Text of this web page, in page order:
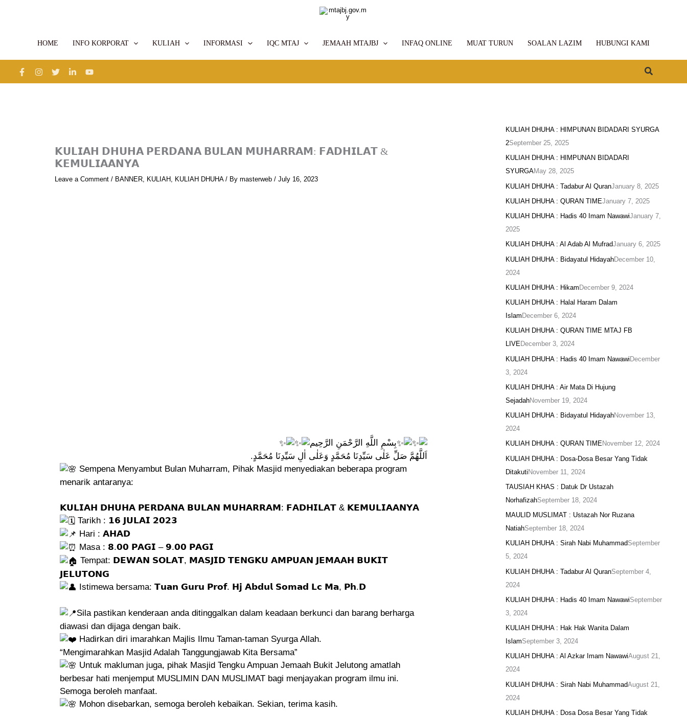
HOME INFO KORPORAT KULIAH INFORMASI IQC MTAJ JEMAAH MTAJBJ INFAQ ONLINE MUAT TURUN SOALAN LAZIM HUBUNGI KAMI
Search
𝗞𝗨𝗟𝗜𝗔𝗛 𝗗𝗛𝗨𝗛𝗔 𝗣𝗘𝗥𝗗𝗔𝗡𝗔 𝗕𝗨𝗟𝗔𝗡 𝗠𝗨𝗛𝗔𝗥𝗥𝗔𝗠: 𝗙𝗔𝗗𝗛𝗜𝗟𝗔𝗧 &
𝗞𝗘𝗠𝗨𝗟𝗜𝗔𝗔𝗡𝗬𝗔
Leave a Comment / BANNER, KULIAH, KULIAH DHUHA/ By masterweb / July 16, 2023
بِسْمِ اللَّهِ الرَّحْمَنِ الرَّحِيم
اَللَّهُمَّ صَلِّ عَلٰى سَيِّدِنَا مُحَمَّدٍ وَعَلٰى اٰلِ سَيِّدِنَا مُحَمَّدٍ.
Sempena Menyambut Bulan Muharram, Pihak Masjid menyediakan beberapa program
menarik antaranya:
𝗞𝗨𝗟𝗜𝗔𝗛 𝗗𝗛𝗨𝗛𝗔 𝗣𝗘𝗥𝗗𝗔𝗡𝗔 𝗕𝗨𝗟𝗔𝗡 𝗠𝗨𝗛𝗔𝗥𝗥𝗔𝗠: 𝗙𝗔𝗗𝗛𝗜𝗟𝗔𝗧 & 𝗞𝗘𝗠𝗨𝗟𝗜𝗔𝗔𝗡𝗬𝗔
Tarikh : 𝟭𝟲 𝗝𝗨𝗟𝗔𝗜 𝟮𝟬𝟮𝟯
Hari : 𝗔𝗛𝗔𝗗
Masa : 𝟴.𝟬𝟬 𝗣𝗔𝗚𝗜 – 𝟵.𝟬𝟬 𝗣𝗔𝗚𝗜
Tempat: 𝗗𝗘𝗪𝗔𝗡 𝗦𝗢𝗟𝗔𝗧, 𝗠𝗔𝗦𝗝𝗜𝗗 𝗧𝗘𝗡𝗚𝗞𝗨 𝗔𝗠𝗣𝗨𝗔𝗡 𝗝𝗘𝗠𝗔𝗔𝗛 𝗕𝗨𝗞𝗜𝗧
𝗝𝗘𝗟𝗨𝗧𝗢𝗡𝗚
Istimewa bersama: 𝗧𝘂𝗮𝗻 𝗚𝘂𝗿𝘂 𝗣𝗿𝗼𝗳. 𝗛𝗷 𝗔𝗯𝗱𝘂𝗹 𝗦𝗼𝗺𝗮𝗱 𝗟𝗰 𝗠𝗮, 𝗣𝗵.𝗗
Sila pastikan kenderaan anda ditinggalkan dalam keadaan berkunci dan barang berharga
diawasi dan dijaga dengan baik.
Hadirkan diri imarahkan Majlis Ilmu Taman-taman Syurga Allah.
“Mengimarahkan Masjid Adalah Tanggungjawab Kita Bersama”
Untuk makluman juga, pihak Masjid Tengku Ampuan Jemaah Bukit Jelutong amatlah
berbesar hati menjemput MUSLIMIN DAN MUSLIMAT bagi menjayakan program ilmu ini.
Semoga beroleh manfaat.
Mohon disebarkan, semoga beroleh kebaikan. Sekian, terima kasih.
KULIAH DHUHA : HIMPUNAN BIDADARI SYURGA
2September 25, 2025
KULIAH DHUHA : HIMPUNAN BIDADARI
SYURGAMay 28, 2025
KULIAH DHUHA : Tadabur Al QuranJanuary 8, 2025
KULIAH DHUHA : QURAN TIMEJanuary 7, 2025
KULIAH DHUHA : Hadis 40 Imam NawawiJanuary 7,
2025
KULIAH DHUHA : Al Adab Al MufradJanuary 6, 2025
KULIAH DHUHA : Bidayatul HidayahDecember 10,
2024
KULIAH DHUHA : Hikam December 9, 2024
KULIAH DHUHA : Halal Haram Dalam
Islam December 6, 2024
KULIAH DHUHA : QURAN TIME MTAJ FB
LIVEDecember 3, 2024
KULIAH DHUHA : Hadis 40 Imam NawawiDecember
3, 2024
KULIAH DHUHA : Air Mata Di Hujung
SejadahNovember 19, 2024
KULIAH DHUHA : Bidayatul HidayahNovember 13,
2024
KULIAH DHUHA : QURAN TIMENovember 12, 2024
KULIAH DHUHA : Dosa-Dosa Besar Yang Tidak
DitakutiNovember 11, 2024
TAUSIAH KHAS : Datuk Dr Ustazah
NorhafizahSeptember 18, 2024
MAULID MUSLIMAT : Ustazah Nor Ruzana
NatiahSeptember 18, 2024
KULIAH DHUHA : Sirah Nabi MuhammadSeptember
5, 2024
KULIAH DHUHA : Tadabur Al QuranSeptember 4,
2024
KULIAH DHUHA : Hadis 40 Imam NawawiSeptember
3, 2024
KULIAH DHUHA : Hak Hak Wanita Dalam
IslamSeptember 3, 2024
KULIAH DHUHA : Al Azkar Imam NawawiAugust 21,
2024
KULIAH DHUHA : Sirah Nabi MuhammadAugust 21,
2024
KULIAH DHUHA : Dosa Dosa Besar Yang Tidak